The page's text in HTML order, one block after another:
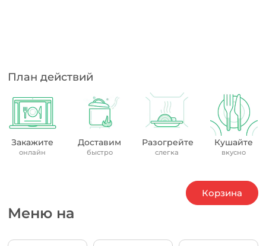
План действий
Закажите
онлайн
Доставим
быстро
Разогрейте
слегка
Кушайте
вкусно
Меню на
Корзина